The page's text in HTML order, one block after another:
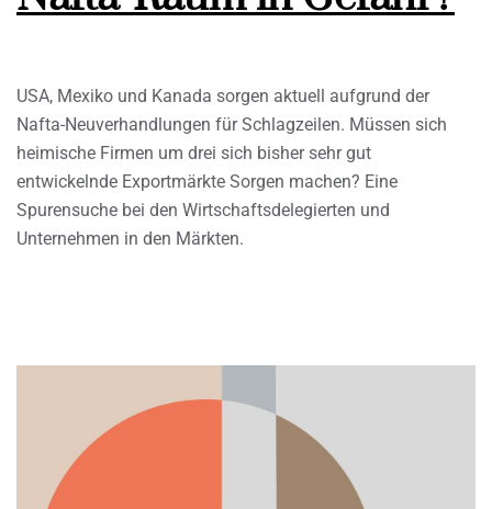
USA, Mexiko und Kanada sorgen aktuell aufgrund der
Nafta-Neuverhandlungen für Schlagzeilen. Müssen sich
heimische Firmen um drei sich bisher sehr gut
entwickelnde Exportmärkte Sorgen machen? Eine
Spurensuche bei den Wirtschaftsdelegierten und
Unternehmen in den Märkten.